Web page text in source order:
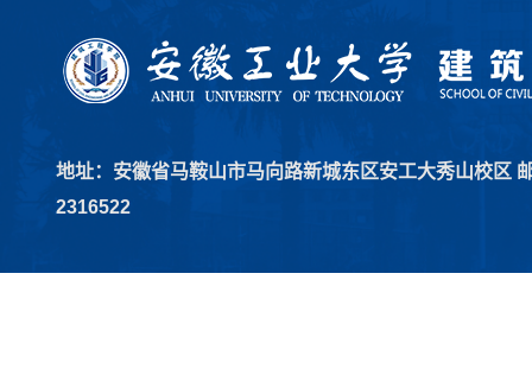
地址：安徽省马鞍山市马向路新城东区安工大秀山校区
2316522